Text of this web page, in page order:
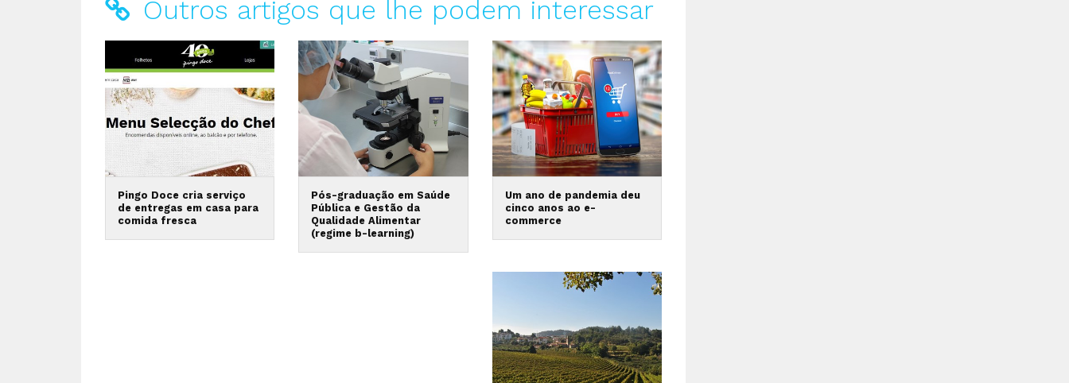
Outros artigos que lhe podem interessar
Pingo Doce cria serviço
de entregas em casa para
comida fresca
Pós-graduação em Saúde
Pública e Gestão da
Qualidade Alimentar
(regime b-learning)
Um ano de pandemia deu
cinco anos ao e-
commerce